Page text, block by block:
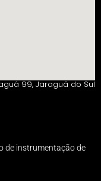
99, Jaraguá do Sul
de instrumentação de